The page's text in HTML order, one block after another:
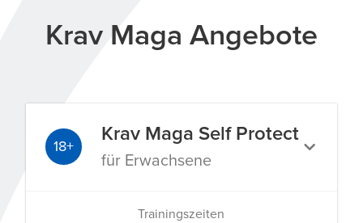
Krav Maga Angebote
18+
Krav Maga Self Protect
für Erwachsene
Trainingszeiten